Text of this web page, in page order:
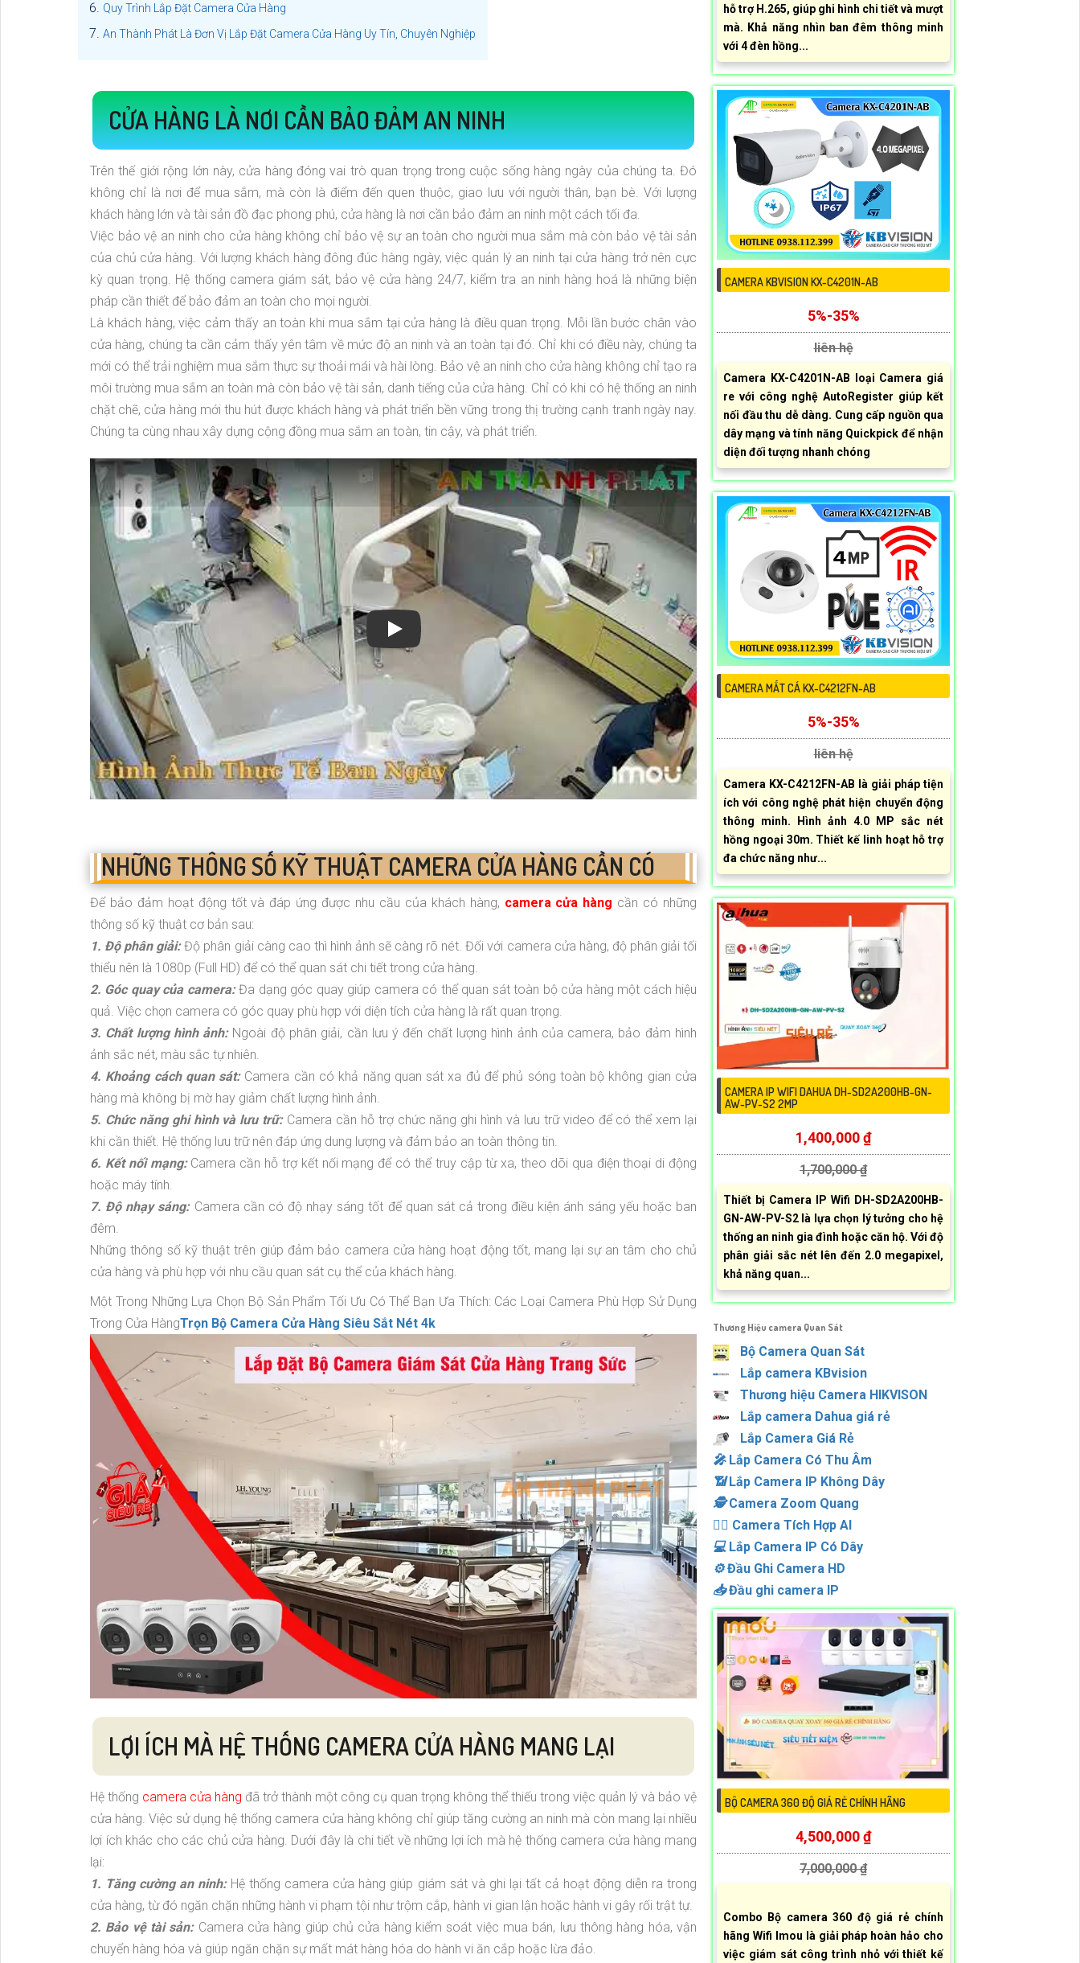
Quy Trình Lắp Đặt Camera Cửa Hàng
An Thành Phát Là Đơn Vị Lắp Đặt Camera Cửa Hàng Uy Tín, Chuyên Nghiệp
CỬA HÀNG LÀ NƠI CẦN BẢO ĐẢM AN NINH
Trên thế giới rộng lớn này, cửa hàng đóng vai trò quan trọng trong cuộc sống hàng ngày của chúng ta. Đó
không chỉ là nơi để mua sắm, mà còn là điểm đến quen thuộc, giao lưu với người thân, bạn bè. Với lượng
khách hàng lớn và tài sản đồ đạc phong phú, cửa hàng là nơi cần bảo đảm an ninh một cách tối đa.
Việc bảo vệ an ninh cho cửa hàng không chỉ bảo vệ sự an toàn cho người mua sắm mà còn bảo vệ tài sản
của chủ cửa hàng. Với lượng khách hàng đông đúc hàng ngày, việc quản lý an ninh tại cửa hàng trở nên cực
kỳ quan trọng. Hệ thống camera giám sát, bảo vệ cửa hàng 24/7, kiểm tra an ninh hàng hoá là những biện
pháp cần thiết để bảo đảm an toàn cho mọi người.
Là khách hàng, việc cảm thấy an toàn khi mua sắm tại cửa hàng là điều quan trọng. Mỗi lần bước chân vào
cửa hàng, chúng ta cần cảm thấy yên tâm về mức độ an ninh và an toàn tại đó. Chỉ khi có điều này, chúng ta
mới có thể trải nghiệm mua sắm thực sự thoải mái và hài lòng. Bảo vệ an ninh cho cửa hàng không chỉ tạo ra
môi trường mua sắm an toàn mà còn bảo vệ tài sản, danh tiếng của cửa hàng. Chỉ có khi có hệ thống an ninh
chặt chẽ, cửa hàng mới thu hút được khách hàng và phát triển bền vững trong thị trường cạnh tranh ngày nay.
Chúng ta cùng nhau xây dựng cộng đồng mua sắm an toàn, tin cậy, và phát triển.
Xem video Các Loại Camera Phù Hợp Sử Dụng Trong Cửa Hàng
NHỮNG THÔNG SỐ KỸ THUẬT CAMERA CỬA HÀNG CẦN CÓ
Để bảo đảm hoạt động tốt và đáp ứng được nhu cầu của khách hàng, camera cửa hàng cần có những
thông số kỹ thuật cơ bản sau:
1. Độ phân giải:Độ phân giải càng cao thì hình ảnh sẽ càng rõ nét. Đối với camera cửa hàng, độ phân giải tối
thiểu nên là 1080p (Full HD) để có thể quan sát chi tiết trong cửa hàng.
2. Góc quay của camera:Đa dạng góc quay giúp camera có thể quan sát toàn bộ cửa hàng một cách hiệu
quả. Việc chọn camera có góc quay phù hợp với diện tích cửa hàng là rất quan trọng.
3. Chất lượng hình ảnh:Ngoài độ phân giải, cần lưu ý đến chất lượng hình ảnh của camera, bảo đảm hình
ảnh sắc nét, màu sắc tự nhiên.
4. Khoảng cách quan sát: Camera cần có khả năng quan sát xa đủ để phủ sóng toàn bộ không gian cửa
hàng mà không bị mờ hay giảm chất lượng hình ảnh.
5. Chức năng ghi hình và lưu trữ: Camera cần hỗ trợ chức năng ghi hình và lưu trữ video để có thể xem lại
khi cần thiết. Hệ thống lưu trữ nên đáp ứng dung lượng và đảm bảo an toàn thông tin.
6. Kết nối mạng: Camera cần hỗ trợ kết nối mạng để có thể truy cập từ xa, theo dõi qua điện thoại di động
hoặc máy tính.
7. Độ nhạy sáng:Camera cần có độ nhạy sáng tốt để quan sát cả trong điều kiện ánh sáng yếu hoặc ban
đêm.
Những thông số kỹ thuật trên giúp đảm bảo camera cửa hàng hoạt động tốt, mang lại sự an tâm cho chủ
cửa hàng và phù hợp với nhu cầu quan sát cụ thể của khách hàng.
Một Trong Những Lựa Chọn Bộ Sản Phẩm Tối Ưu Có Thể Bạn Ưa Thích: Các Loại Camera Phù Hợp Sử Dụng
Trong Cửa HàngTrọn Bộ Camera Cửa Hàng Siêu Sắt Nét 4k
LỢI ÍCH MÀ HỆ THỐNG CAMERA CỬA HÀNG MANG LẠI
Hệ thống camera cửa hàng đã trở thành một công cụ quan trọng không thể thiếu trong việc quản lý và bảo vệ
cửa hàng. Việc sử dụng hệ thống camera cửa hàng không chỉ giúp tăng cường an ninh mà còn mang lại nhiều
lợi ích khác cho các chủ cửa hàng. Dưới đây là chi tiết về những lợi ích mà hệ thống camera cửa hàng mang
lại:
1. Tăng cường an ninh:Hệ thống camera cửa hàng giúp giám sát và ghi lại tất cả hoạt động diễn ra trong
cửa hàng, từ đó ngăn chặn những hành vi phạm tội như trộm cắp, hành vi gian lận hoặc hành vi gây rối trật tự.
2. Bảo vệ tài sản: Camera cửa hàng giúp chủ cửa hàng kiểm soát việc mua bán, lưu thông hàng hóa, vận
chuyển hàng hóa và giúp ngăn chặn sự mất mát hàng hóa do hành vi ăn cắp hoặc lừa đảo.
hỗ trợ H.265, giúp ghi hình chi tiết và mượt
mà. Khả năng nhìn ban đêm thông minh
với 4 đèn hồng...
CAMERA KBVISION KX-C4201N-AB
5%-35%
liên hệ
Camera KX-C4201N-AB loại Camera giá
re với công nghệ AutoRegister giúp kết
nối đầu thu dễ dàng. Cung cấp nguồn qua
dây mạng và tính năng Quickpick để nhận
diện đối tượng nhanh chóng
CAMERA MẮT CÁ KX-C4212FN-AB
5%-35%
liên hệ
Camera KX-C4212FN-AB là giải pháp tiện
ích với công nghệ phát hiện chuyển động
thông minh. Hình ảnh 4.0 MP sắc nét
hồng ngoại 30m. Thiết kế linh hoạt hỗ trợ
đa chức năng như...
CAMERA IP WIFI DAHUA DH-SD2A200HB-GN-
AW-PV-S2 2MP
1,400,000 ₫
1,700,000 ₫
Thiết bị Camera IP Wifi DH-SD2A200HB-
GN-AW-PV-S2 là lựa chọn lý tưởng cho hệ
thống an ninh gia đình hoặc căn hộ. Với độ
phân giải sắc nét lên đến 2.0 megapixel,
khả năng quan...
Thương Hiệu camera Quan Sát
Bộ Camera Quan Sát
Lắp camera KBvision
Thương hiệu Camera HIKVISON
Lắp camera Dahua giá rẻ
Lắp Camera Giá Rẻ
️🎤️ Lắp Camera Có Thu Âm
📶Lắp Camera IP Không Dây
🕵️Camera Zoom Quang
🧛‍♀️ Camera Tích Hợp AI
💻Lắp Camera IP Có Dây
⚙️Đầu Ghi Camera HD
📥Đầu ghi camera IP
BỘ CAMERA 360 ĐỘ GIÁ RẺ CHÍNH HÃNG
4,500,000 ₫
7,000,000 ₫
Combo Bộ camera 360 độ giá rẻ chính
hãng Wifi Imou là giải pháp hoàn hảo cho
việc giám sát công trình nhỏ với thiết kế